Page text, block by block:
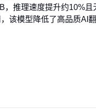
，推理速度提升约10%
该模型降低了高品质AI